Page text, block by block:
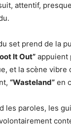
attentif,
set prend de la
It Out” appuient
et la scène vibre
“Wasteland” en
les paroles, les